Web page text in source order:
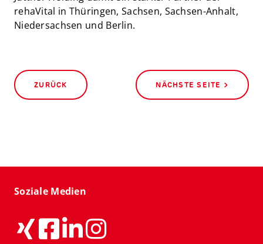
rehaVital in Thüringen, Sachsen, Sachsen-Anhalt,
Niedersachsen und Berlin.
ZURÜCK NÄCHSTE SEITE >
Soziale Medien